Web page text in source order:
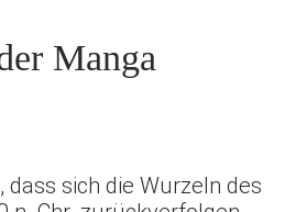
Manga
dass sich die Wurzeln des